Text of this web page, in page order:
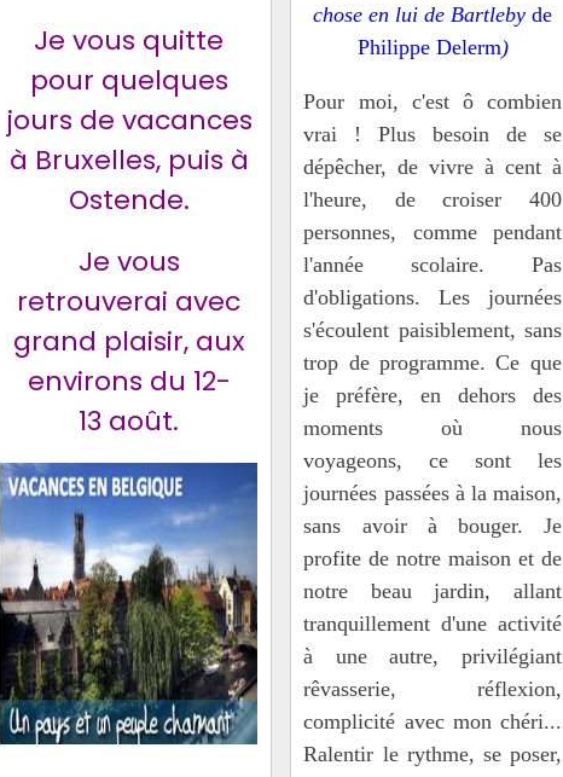
Je vous quitte
pour quelques
jours de vacances
à Bruxelles, puis à
Ostende.
Je vous
retrouverai avec
grand plaisir, aux
environs du 12-
13 août.
chose en lui de Bartlebyde
Philippe Delerm)
Pour moi, c'est ô combien
vrai ! Plus besoin de se
dépêcher, de vivre à cent à
l'heure, de croiser 400
personnes, comme pendant
l'année scolaire. Pas
d'obligations. Les journées
s'écoulent paisiblement, sans
trop de programme. Ce que
je préfère, en dehors des
moments où nous
voyageons, ce sont les
journées passées à la maison,
sans avoir à bouger. Je
profite de notre maison et de
notre beau jardin, allant
tranquillement d'une activité
à une autre, privilégiant
rêvasserie, réflexion,
complicité avec mon chéri...
Ralentir le rythme, se poser,